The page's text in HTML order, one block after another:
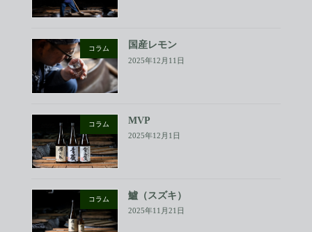
コラム 国産レモン
2025年12月11日
コラム MVP
2025年12月1日
コラム 鱸（スズキ）
2025年11月21日